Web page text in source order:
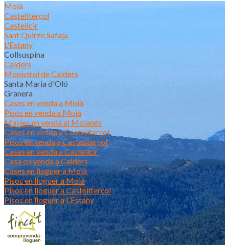
Moià
Castellterçol
Castellcir
Sant Quirze Safaja
L'Estany
Collsuspina
Calders
Monistrol de Calders
Santa Maria d'Oló
Granera
Cases en venda a Moià
Pisos en venda a Moià
Masies en venda al Moianès
Cases en venda a Castellterçol
Pisos en venda a Castellterçol
Cases en venda a Castellcir
Casa en venda a Calders
Cases en lloguer a Moià
Pisos en lloguer a Moià
Pisos en lloguer a Castellterçol
Pisos en lloguer a L’Estany